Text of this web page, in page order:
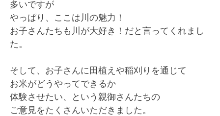
多いですが
やっぱり、ここは川の魅力！
お子さんたちも川が大好き！だと言ってくれまし
た。
そして、お子さんに田植えや稲刈りを通じて
お米がどうやってできるか
体験させたい、という親御さんたちの
ご意見をたくさんいただきました。